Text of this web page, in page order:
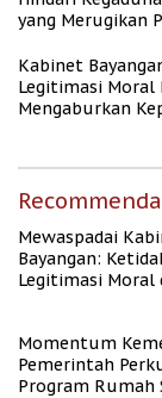
yang Merugikan
Kabinet
Legitimasi Moral
Mengaburkan
Mewaspadai
Bayangan:
Legitimasi Moral
Momentum
Pemerintah
Program Rumah